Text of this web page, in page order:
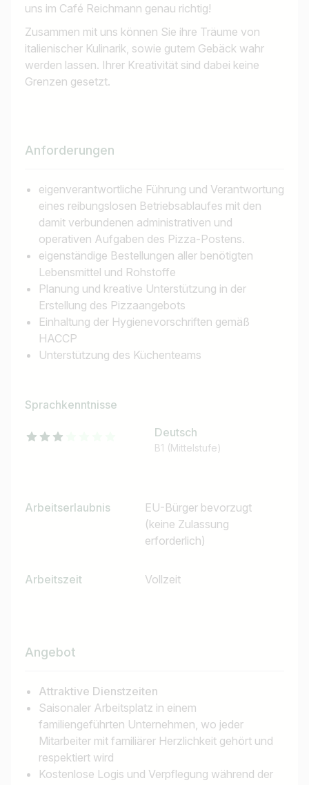
uns im Café Reichmann genau richtig!
Zusammen mit uns können Sie ihre Träume von
italienischer Kulinarik, sowie gutem Gebäck wahr
werden lassen. Ihrer Kreativität sind dabei keine
Grenzen gesetzt.
Anforderungen
eigenverantwortliche Führung und Verantwortung
eines reibungslosen Betriebsablaufes mit den
damit verbundenen administrativen und
operativen Aufgaben des Pizza-Postens.
eigenständige Bestellungen aller benötigten
Lebensmittel und Rohstoffe
Planung und kreative Unterstützung in der
Erstellung des Pizzaangebots
Einhaltung der Hygienevorschriften gemäß
HACCP
Unterstützung des Küchenteams
Sprachkenntnisse
Deutsch
B1 (Mittelstufe)
Arbeitserlaubnis
EU-Bürger bevorzugt
(keine Zulassung
erforderlich)
Arbeitszeit Vollzeit
Angebot
Attraktive Dienstzeiten
Saisonaler Arbeitsplatz in einem
familiengeführten Unternehmen, wo jeder
Mitarbeiter mit familiärer Herzlichkeit gehört und
respektiert wird
Kostenlose Logis und Verpflegung während der
Ich suche nach …
z.B. Österreich
Land / Bundesland
Jobs finden